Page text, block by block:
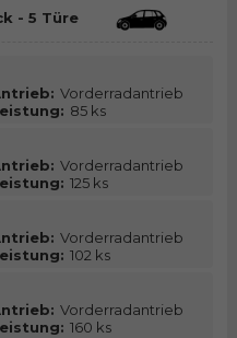
- 5 Türe
Vorderradantrieb
85 ks
Vorderradantrieb
125 ks
Vorderradantrieb
102 ks
Vorderradantrieb
160 ks